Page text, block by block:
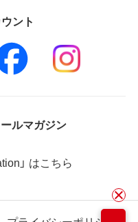
ント
ルマガジン
」 はこちら